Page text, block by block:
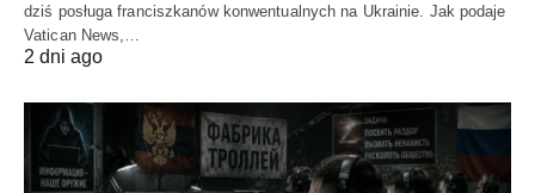
dziś posługa franciszkanów konwentualnych na Ukrainie. Jak podaje
Vatican News,…
2 dni ago